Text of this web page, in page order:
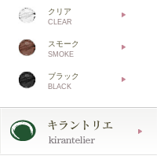
クリア
CLEAR
スモーク
SMOKE
ブラック
BLACK